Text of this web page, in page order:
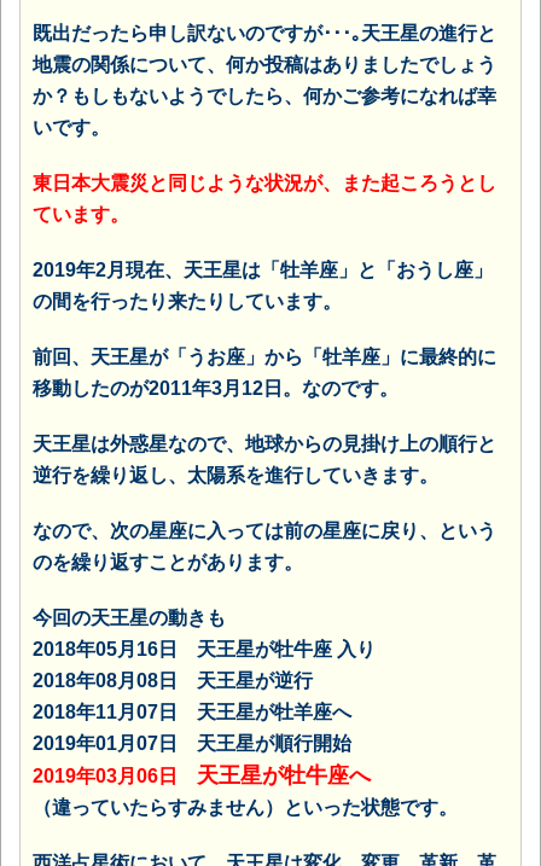
既出だったら申し訳ないのですが･･･｡天王星の進行と
地震の関係について、何か投稿はありましたでしょう
か？もしもないようでしたら、何かご参考になれば幸
いです。
東日本大震災と同じような状況が、また起ころうとし
ています。
2019年2月現在、天王星は「牡羊座」と「おうし座」
の間を行ったり来たりしています。
前回、天王星が「うお座」から「牡羊座」に最終的に
移動したのが2011年3月12日。なのです。
天王星は外惑星なので、地球からの見掛け上の順行と
逆行を繰り返し、太陽系を進行していきます。
なので、次の星座に入っては前の星座に戻り、という
のを繰り返すことがあります。
今回の天王星の動きも
2018年05月16日 天王星が牡牛座 入り
2018年08月08日 天王星が逆行
2018年11月07日 天王星が牡羊座へ
2019年01月07日 天王星が順行開始
2019年03月06日 天王星が牡牛座へ
（違っていたらすみません）といった状態です。